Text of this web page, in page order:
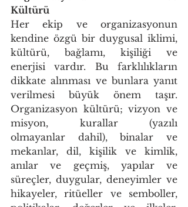
Kültürü
Her ekip ve organizasyonun
kendine özgü bir duygusal iklimi,
kültürü, bağlamı, kişiliği ve
enerjisi vardır. Bu farklılıkların
dikkate alınması ve bunlara yanıt
verilmesi büyük önem taşır.
Organizasyon kültürü; vizyon ve
misyon, kurallar (yazılı
olmayanlar dahil), binalar ve
mekanlar, dil, kişilik ve kimlik,
anılar ve geçmiş, yapılar ve
süreçler, duygular, deneyimler ve
hikayeler, ritüeller ve semboller,